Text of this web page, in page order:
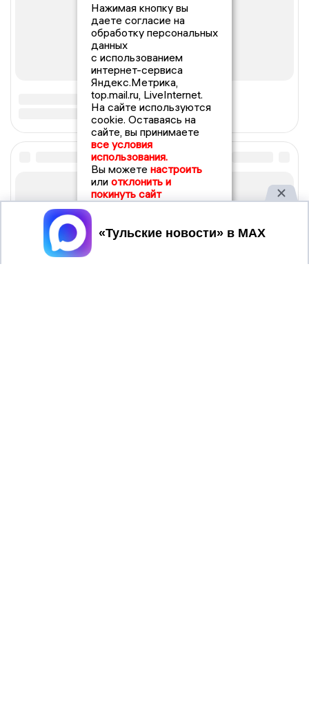
Нажимая кнопку вы
даете согласие на
обработку персональных
данных
с использованием
интернет-сервиса
Яндекс.Метрика,
top.mail.ru, LiveInternet.
На сайте используются
cookie. Оставаясь на
сайте, вы принимаете
все условия
использования.
Вы можете настроить
или отклонить и
покинуть сайт
Принять